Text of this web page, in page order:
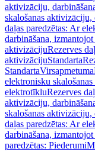
aktivizāciju,
skalošanas
daļas paredzētas: Ar
darbināšana,
aktivizācijuRezerves
aktivizācijuStandarta
StandartaVirsapmetuma
elektronisku
elektrotīkluRezerves
aktivizāciju,
skalošanas
daļas paredzētas: Ar
darbināšana,
paredzētas: Piederumi